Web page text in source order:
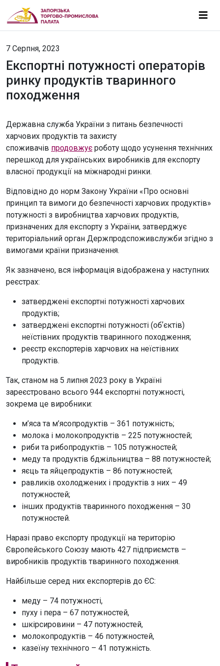
7 Серпня, 2023
Експортні потужності операторів
ринку продуктів тваринного
походження
Державна служба України з питань безпечності
харчових продуктів та захисту
споживачів продовжує роботу щодо усунення технічних
перешкод для українських виробників для експорту
власної продукції на міжнародні ринки.
Відповідно до норм Закону України «Про основні
принцип та вимоги до безпечності харчових продуктів»
потужності з виробництва харчових продуктів,
призначених для експорту з України, затверджує
територіальний орган Держпродспоживслужби згідно з
вимогами країни призначення.
Як зазначено, вся інформація відображена у наступних
реєстрах:
затверджені експортні потужності харчових
продуктів;
затверджені експортні потужності (обʼєктів)
неїстівних продуктів тваринного походження;
реєстр експортерів харчових на неїстівних
продуктів.
Так, станом на 5 липня 2023 року в Україні
зареєстровано всього 944 експортні потужності,
зокрема це виробники:
м’яса та м’ясопродуктів – 361 потужність;
молока і молокопродуктів – 225 потужностей;
риби та рибопродуктів – 105 потужностей;
меду та продуктів бджільництва – 88 потужностей;
яєць та яйцепродуктів – 86 потужностей;
равликів охолоджених і продуктів з них – 49
потужностей;
інших продуктів тваринного походження – 30
потужностей.
Наразі право експорту продукції на територію
Європейського Союзу мають 427 підприємств –
виробників продуктів тваринного походження.
Найбільше серед них експортерів до ЄС:
меду – 74 потужності,
пуху і пера – 67 потужностей,
шкірсировини – 47 потужностей,
молокопродуктів – 46 потужностей,
казеїну технічного – 41 потужність.